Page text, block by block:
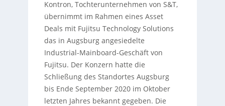
Kontron, Tochterunternehmen von S&T,
übernimmt im Rahmen eines Asset
Deals mit Fujitsu Technology Solutions
das in Augsburg angesiedelte
Industrial-Mainboard-Geschäft von
Fujitsu. Der Konzern hatte die
Schließung des Standortes Augsburg
bis Ende September 2020 im Oktober
letzten Jahres bekannt gegeben. Die